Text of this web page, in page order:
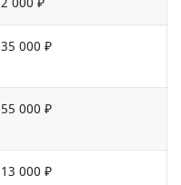
35 000 ₽
55 000 ₽
13 000 ₽